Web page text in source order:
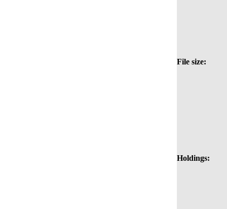
File size:
Holdings: